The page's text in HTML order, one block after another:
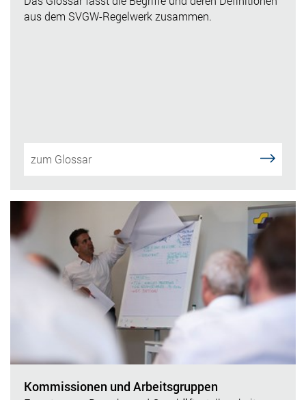
aus dem SVGW-Regelwerk zusammen.
zum Glossar
Kommissionen und Arbeitsgruppen